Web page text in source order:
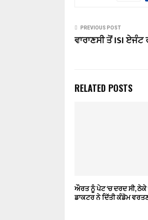
PREVIOUS POST
ਵਾਰਾਣਸੀ ਤੋਂ ISI
RELATED POSTS
ਔਰਤ ਨੂੰ ਪੇਟ ‘ਚ ਦਰਦ ਸੀ, ਠੇਕੇ
ਡਾਕਟਰ ਨੇ ਦਿੱਤੀ ਕੰਡੋਮ